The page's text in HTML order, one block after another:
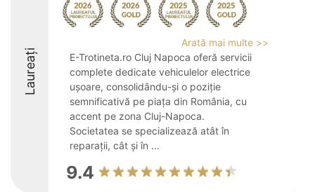
Laureați
Arată mai multe >>
E-Trotineta.ro Cluj Napoca oferă servicii
complete dedicate vehiculelor electrice
ușoare, consolidându-și o poziție
semnificativă pe piața din România, cu
accent pe zona Cluj-Napoca.
Societatea se specializează atât în
reparații, cât și în ...
9.4